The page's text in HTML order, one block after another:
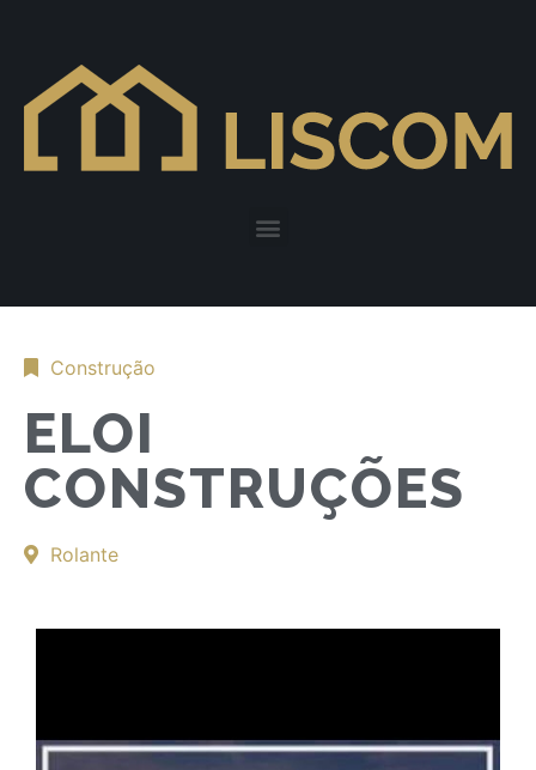
Construção
ELOI
CONSTRUÇÕES
Rolante